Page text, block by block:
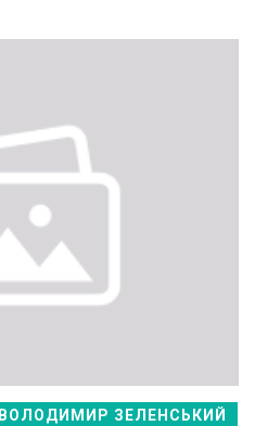
ВОЛОДИМИР ЗЕЛЕНСЬКИЙ